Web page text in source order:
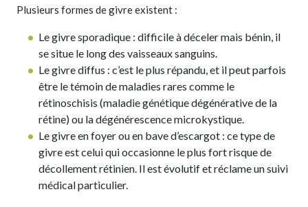
Plusieurs formes de givre existent :
Le givre sporadique : difficile à déceler mais bénin, il
se situe le long des vaisseaux sanguins.
Le givre diffus : c’est le plus répandu, et il peut parfois
être le témoin de maladies rares comme le
rétinoschisis (maladie génétique dégénérative de la
rétine) ou la dégénérescence microkystique.
Le givre en foyer ou en bave d’escargot : ce type de
givre est celui qui occasionne le plus fort risque de
décollement rétinien. Il est évolutif et réclame un suivi
médical particulier.